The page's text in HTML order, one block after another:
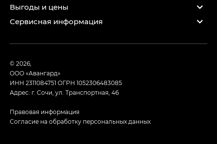
Выгоды и цены
Сервисная информация
© 2026,
ООО «Авангард»
ИНН 2311084751 ОГРН 1052306483085
Адрес: г. Сочи, ул. Транспортная, 46
Правовая информация
Согласие на обработку персональных данных